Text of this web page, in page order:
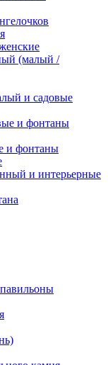
(малый /
и садовые
и фонтаны
и фонтаны
и интерьерные